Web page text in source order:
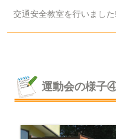
交通安全教室を行いまし
運動会の様子